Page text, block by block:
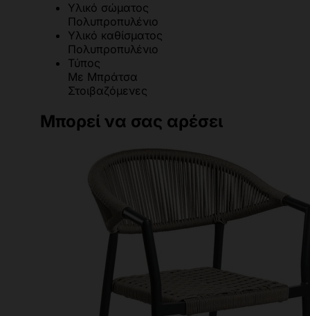
Υλικό σώματος
Πολυπροπυλένιο
Υλικό καθίσματος
Πολυπροπυλένιο
Τύπος
Με Μπράτσα
Στοιβαζόμενες
Μπορεί να σας αρέσει